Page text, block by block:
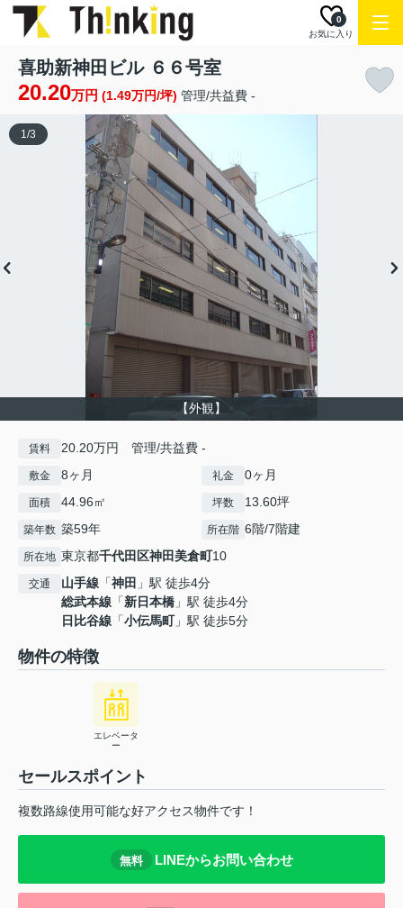
お気に入り
0
喜助新神田ビル ６６号室
20.20万円 (1.49万円/坪) 管理/共益費 -
【外観】
1/3
賃料 20.20万円 管理/共益費 -
敷金 8ヶ月 礼金 0ヶ月
面積 44.96㎡ 坪数 13.60坪
築年数 築59年 所在階 6階/7階建
所在地 東京都千代田区神田美倉町10
交通 山手線 「神田 」駅 徒歩4分
総武本線 「新日本橋 」駅 徒歩4分
日比谷線 「小伝馬町」駅 徒歩5分
物件の特徴
エレベータ
ー
セールスポイント
複数路線使用可能な好アクセス物件です！
無料 LINEからお問い合わせ